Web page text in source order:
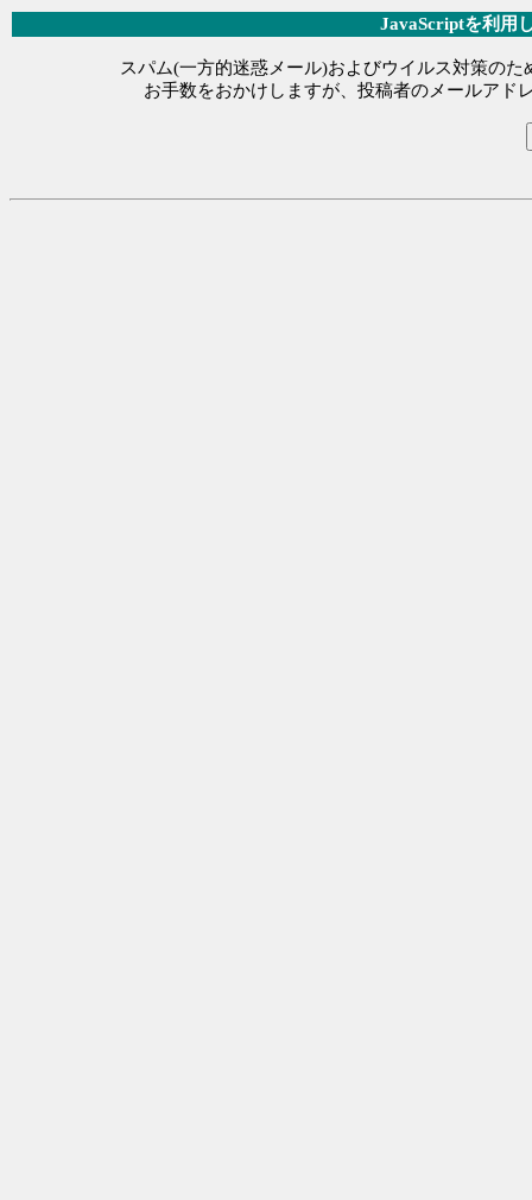
JavaScriptを利用
スパム(一方的迷惑メール)およびウイルス対策の
お手数をおかけしますが、投稿者のメールアド